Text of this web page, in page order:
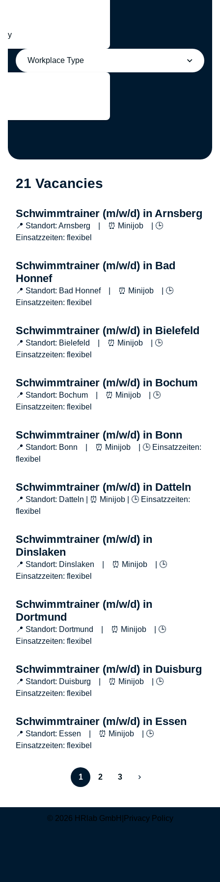
Workplace Type
21 Vacancies
Schwimmtrainer (m/w/d) in Arnsberg
📍 Standort: Arnsberg | ⏰ Minijob | 🕒
Einsatzzeiten: flexibel
Schwimmtrainer (m/w/d) in Bad
Honnef
📍 Standort: Bad Honnef | ⏰ Minijob | 🕒
Einsatzzeiten: flexibel
Schwimmtrainer (m/w/d) in Bielefeld
📍 Standort: Bielefeld | ⏰ Minijob | 🕒
Einsatzzeiten: flexibel
Schwimmtrainer (m/w/d) in Bochum
📍 Standort: Bochum | ⏰ Minijob | 🕒
Einsatzzeiten: flexibel
Schwimmtrainer (m/w/d) in Bonn
📍 Standort: Bonn | ⏰ Minijob | 🕒 Einsatzzeiten:
flexibel
Schwimmtrainer (m/w/d) in Datteln
📍 Standort: Datteln | ⏰ Minijob | 🕒 Einsatzzeiten:
flexibel
Schwimmtrainer (m/w/d) in
Dinslaken
📍 Standort: Dinslaken | ⏰ Minijob | 🕒
Einsatzzeiten: flexibel
Schwimmtrainer (m/w/d) in
Dortmund
📍 Standort: Dortmund | ⏰ Minijob | 🕒
Einsatzzeiten: flexibel
Schwimmtrainer (m/w/d) in Duisburg
📍 Standort: Duisburg | ⏰ Minijob | 🕒
Einsatzzeiten: flexibel
Schwimmtrainer (m/w/d) in Essen
📍 Standort: Essen | ⏰ Minijob | 🕒
Einsatzzeiten: flexibel
1 2 3
© 2026 HRlab GmbH Privacy Policy